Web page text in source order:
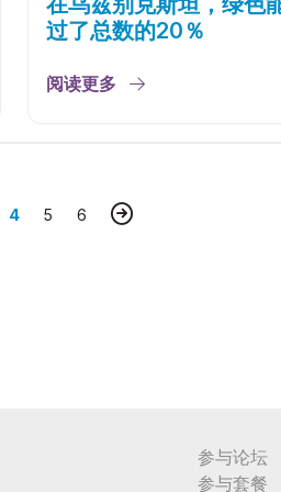
过了总数的20％
阅读更多
4 5 6
参与论坛
参与套餐